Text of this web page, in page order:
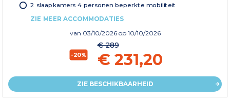
2 slaapkamers 4 personen beperkte mobiliteit
ZIE MEER ACCOMMODATIES
van 03/10/2026 op 10/10/2026
-20%
€ 289
€ 231,20
ZIE BESCHIKBAARHEID